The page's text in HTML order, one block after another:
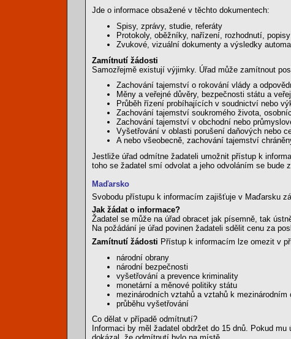
Jde o informace obsažené v těchto dokumentech:
Spisy, zprávy, studie, referáty
Protokoly, oběžníky, nařízení, rozhodnutí,
Zvukové, vizuální dokumenty a výsledky
Zamítnutí žádosti
Samozřejmě existují výjimky. Úřad může zamítnout
Zachování tajemství o rokování vlády a
Měny a veřejné důvěry, bezpečnosti státu a
Průběh řízení probíhajících v soudnictví nebo
Zachování tajemství soukromého života,
Zachování tajemství v obchodní nebo
Vyšetřování v oblasti porušení daňových nebo
A nebo všeobecně, zachování tajemství
Jestliže úřad odmítne žadateli umožnit přístup k
toho se žadatel smí odvolat a jeho odvoláním se bude
Maďarsko
Svobodu přístupu k informacím zajišťuje v Maďarsku
Jak žádat o informace?
Žadatel se může na úřad obracet jak písemně, tak
Na požádání je úřad povinen žadateli sdělit cenu za
Zamítnutí žádosti Přístup k informacím lze omezit v
národní obrany
národní bezpečnosti
vyšetřování a prevence kriminality
monetární a měnové politiky státu
mezinárodních vztahů a vztahů k mezinárodním
průběhu vyšetřování
Co dělat v případě odmítnutí?
Informaci by měl žadatel obdržet do 15 dnů. Pokud